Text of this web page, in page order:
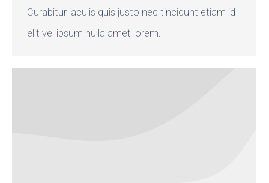
Curabitur iaculis quis justo nec tincidunt etiam id
elit vel ipsum nulla amet lorem.